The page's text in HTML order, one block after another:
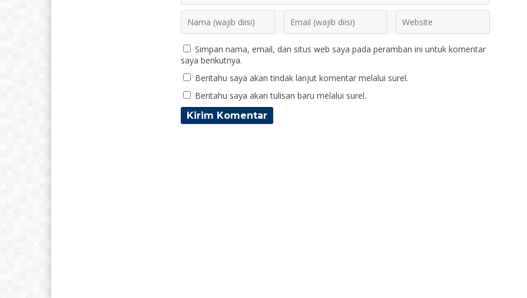
Simpan nama, email, dan situs web saya pada peramban ini untuk komentar
saya berikutnya.
Beritahu saya akan tindak lanjut komentar melalui surel.
Beritahu saya akan tulisan baru melalui surel.